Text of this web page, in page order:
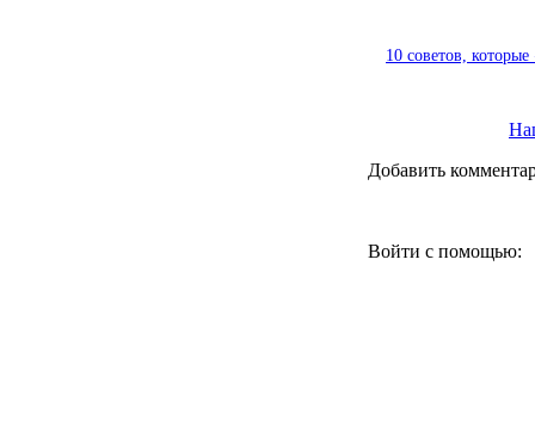
10 советов,
Добавить
Войти с помощью: